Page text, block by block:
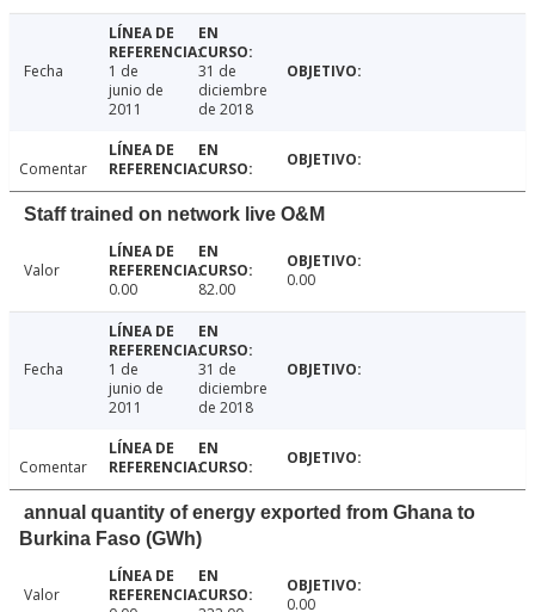
Fecha
1 de
junio de
2011
31 de
diciembre
de 2018
Comentar
Staff trained on network live O&M
Valor
0.00
82.00 0.00
Fecha
1 de
junio de
2011
31 de
diciembre
de 2018
Comentar
annual quantity of energy exported from Ghana to
Burkina Faso (GWh)
Valor
0.00